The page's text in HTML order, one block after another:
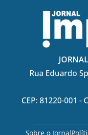
Rua Eduardo
CEP: 81220-001 -
Sobre o Jornal